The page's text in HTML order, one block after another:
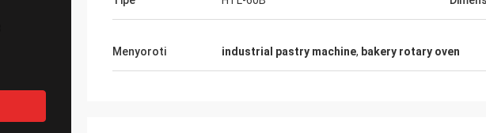
Menyoroti industrial pastry machine, bakery rotary oven